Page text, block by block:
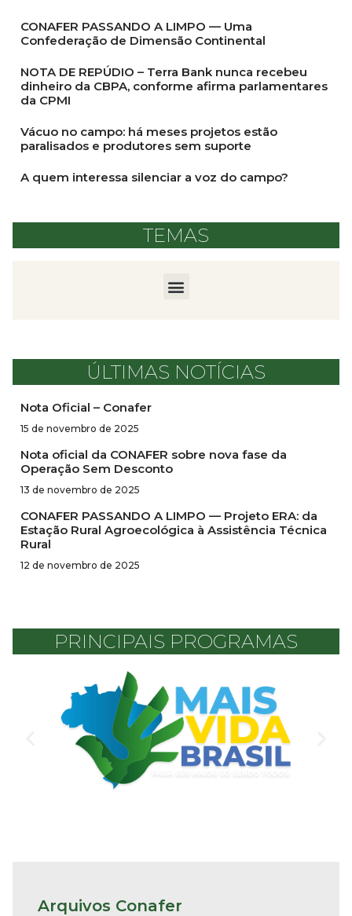
CONAFER PASSANDO A LIMPO — Uma
Confederação de Dimensão Continental
NOTA DE REPÚDIO – Terra Bank nunca recebeu
dinheiro da CBPA, conforme afirma parlamentares
da CPMI
Vácuo no campo: há meses projetos estão
paralisados e produtores sem suporte
A quem interessa silenciar a voz do campo?
TEMAS
ÚLTIMAS NOTÍCIAS
Nota Oficial – Conafer
15 de novembro de 2025
Nota oficial da CONAFER sobre nova fase da
Operação Sem Desconto
13 de novembro de 2025
CONAFER PASSANDO A LIMPO — Projeto ERA: da
Estação Rural Agroecológica à Assistência Técnica
Rural
12 de novembro de 2025
PRINCIPAIS PROGRAMAS
Arquivos Conafer